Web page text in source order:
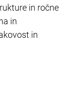
in ročne
in
in